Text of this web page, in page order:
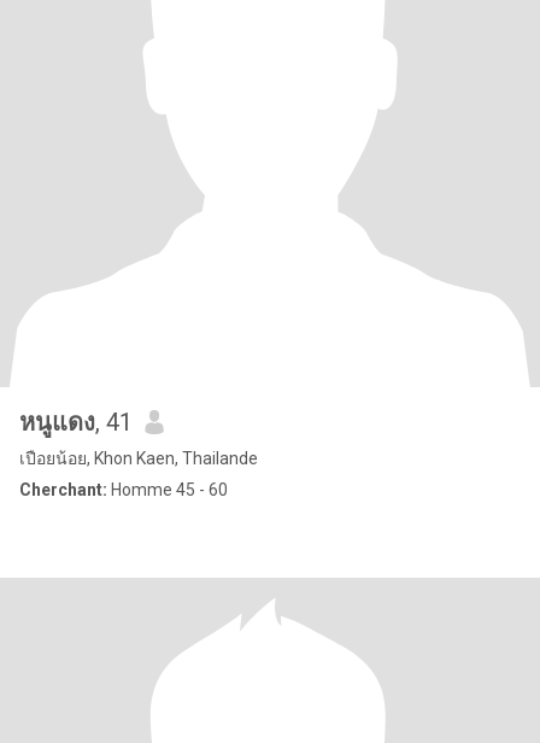
หนูแดง, 41
เปือยน้อย, Khon Kaen, Thailande
Cherchant: Homme 45 - 60